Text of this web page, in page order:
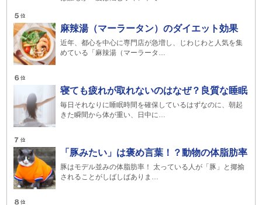
麻辣湯（マーラータン）のダイエット効果
近年、都心を中心に専門店が急増し、じわじわと人気を集
めている「麻辣湯（マーラータ…
寝ても疲れが取れないのはなぜ？良質な睡眠
毎日それなりに睡眠時間を確保しているはずなのに、朝起
きた瞬間から体が重い、日中に…
「豚みたい」は褒め言葉！？動物の体脂肪率
豚はモデル並みの体脂肪率！ 太っている人が「豚」と揶揄
されることがしばしばありま…